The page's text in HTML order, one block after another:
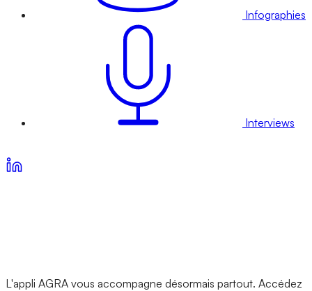
Infographies
Interviews
L'appli AGRA vous accompagne désormais partout. Accédez